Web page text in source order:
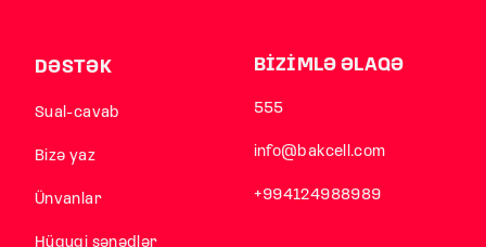
DƏSTƏK
Sual-cavab
Bizə yaz
Ünvanlar
Hüquqi sənədlər
BİZİMLƏ ƏLAQƏ
555
info@bakcell.com
+994124988989